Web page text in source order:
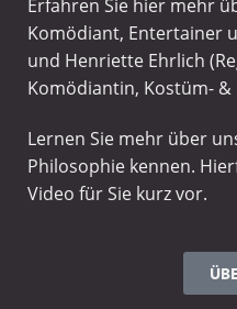
Erfahren Sie hier mehr
Komödiant, Entertainer
und Henriette Ehrlich
Komödiantin, Kostüm- &
Lernen Sie mehr über
Philosophie kennen.
Video für Sie kurz vor.